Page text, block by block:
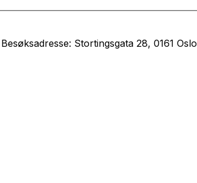
Stortingsgata 28, 0161 Oslo